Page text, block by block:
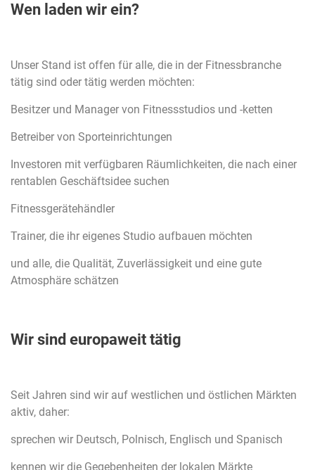
Wen laden wir ein?
Unser Stand ist offen für alle, die in der Fitnessbranche
tätig sind oder tätig werden möchten:
Besitzer und Manager von Fitnessstudios und -ketten
Betreiber von Sporteinrichtungen
Investoren mit verfügbaren Räumlichkeiten, die nach einer
rentablen Geschäftsidee suchen
Fitnessgerätehändler
Trainer, die ihr eigenes Studio aufbauen möchten
und alle, die Qualität, Zuverlässigkeit und eine gute
Atmosphäre schätzen
Wir sind europaweit tätig
Seit Jahren sind wir auf westlichen und östlichen Märkten
aktiv, daher:
sprechen wir Deutsch, Polnisch, Englisch und Spanisch
kennen wir die Gegebenheiten der lokalen Märkte